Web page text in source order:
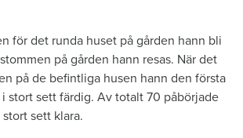
för det runda huset på gården hann bli
på gården hann resas. När det
på de befintliga husen hann den första
stort sett färdig. Av totalt 70 påbörjade
sett klara.